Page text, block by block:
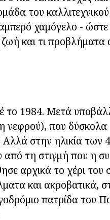
του
χαμόγελο - ώστε
και τι προβλήματα
το 1984. Μετά
νεφρού), που δύσκολα
Αλλά στην ηλικία των
τη στιγμή που η
αρχικά το χέρι του
και ακροβατικά,
πατρίδα του